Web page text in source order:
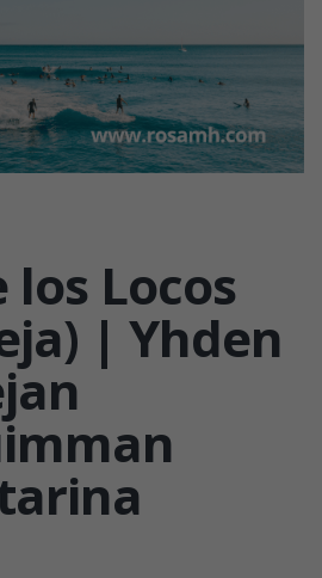
los Locos
| Yhden